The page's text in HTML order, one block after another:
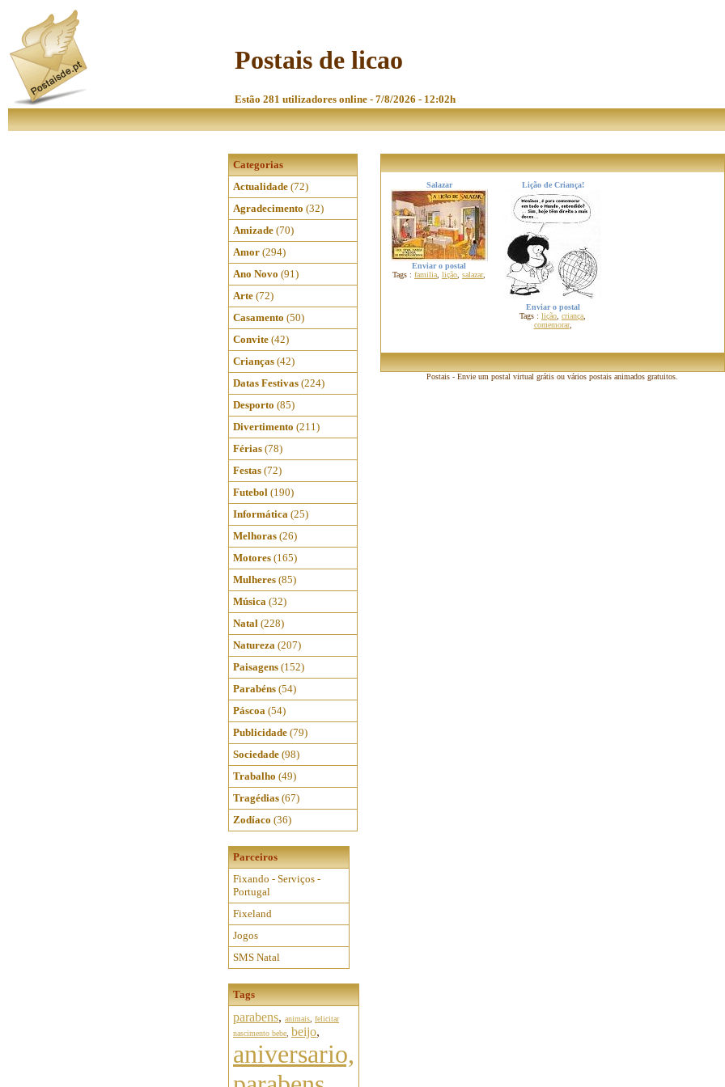
Postais de licao
Estão 281 utilizadores online - 7/8/2026 - 12:02h
Categorias
Actualidade (72)
Agradecimento (32)
Amizade (70)
Amor (294)
Ano Novo (91)
Arte (72)
Casamento (50)
Convite (42)
Crianças (42)
Datas Festivas (224)
Desporto (85)
Divertimento (211)
Férias (78)
Festas (72)
Futebol (190)
Informática (25)
Melhoras (26)
Motores (165)
Mulheres (85)
Música (32)
Natal (228)
Natureza (207)
Paisagens (152)
Parabéns (54)
Páscoa (54)
Publicidade (79)
Sociedade (98)
Trabalho (49)
Tragédias (67)
Zodíaco (36)
Parceiros
Fixando - Serviços -
Portugal
Fixeland
Jogos
SMS Natal
Tags
parabens, animais felicitar
nascimento bebe beijo,
aniversario,
Salazar
Enviar o postal
Tags : familia lição salazar,
Lição de Criança!
Enviar o postal
Tags : lição criança
comemorar,
Postais - Envie um postal virtual grátis ou vários postais animados gratuitos.